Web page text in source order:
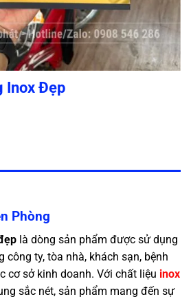
Inox Đẹp
Phòng
là dòng sản phẩm được sử dụng
công ty, tòa nhà, khách sạn, bệnh
cơ sở kinh doanh. Với chất liệu inox
sắc nét, sản phẩm mang đến sự